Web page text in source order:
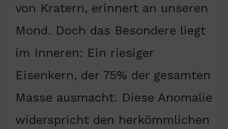
von Kratern, erinnert an unseren
Mond. Doch das Besondere liegt
im Inneren: Ein riesiger
Eisenkern, der 75% der gesamten
Masse ausmacht. Diese Anomalie
widerspricht den herkömmlichen